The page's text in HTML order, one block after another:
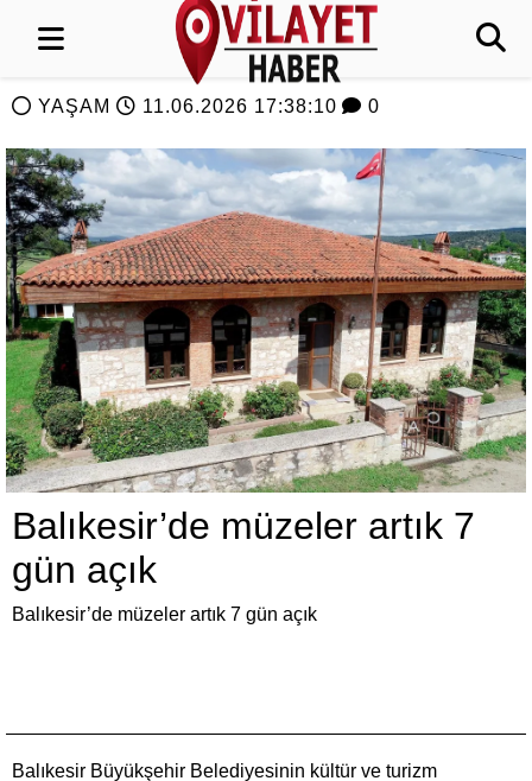
YAŞAM 11.06.2026 17:38:10 0
Balıkesir’de müzeler artık 7
gün açık
Balıkesir’de müzeler artık 7 gün açık
Balıkesir Büyükşehir Belediyesinin kültür ve turizm